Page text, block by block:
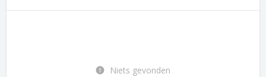
Niets gevonden